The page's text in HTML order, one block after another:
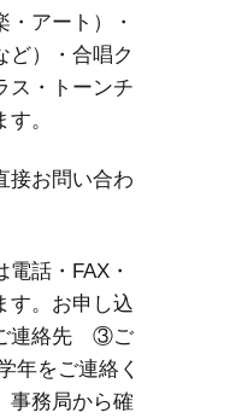
アート）・
ど）・合唱ク
ス・トーンチ
。
接お問い合わ
話・FAX・
す。お申し込
連絡先 ③ご
をご連絡く
事務局から確